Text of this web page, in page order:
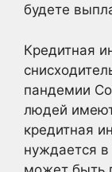
будете
Кредитная
пандемии
людей
кредитная
нуждается в